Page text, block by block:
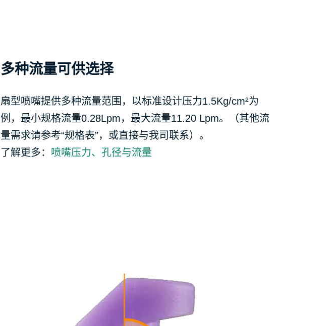
多种流量可供选择
扇型喷嘴提供多种流量范围，以标准设计压力1.5Kg/cm²为
例，最小规格流量0.28Lpm，最大流量11.20 Lpm。（其他流
量需求请参考“规格表”，或直接与我司联系）。
了解更多： 喷嘴压力、孔径与流量